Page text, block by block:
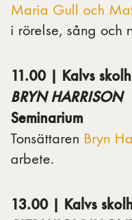
Maria Gull och
i rörelse, sång och
11.00 | Kalvs
BRYN HARRISON
Seminarium
Tonsättaren Bryn
arbete.
13.00 | Kalvs